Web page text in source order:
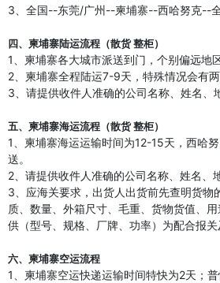
3、全国--东莞/广州--柬埔寨--西哈努克--
四、柬埔寨陆运流程（散货 整柜）
1、柬埔寨各大城市派送到门，个别偏远地
2、柬埔寨全程陆运7-9天，特殊情况会有两
3、请提供收件人准确的公司名称、姓名、
五、柬埔寨海运流程（散货 整柜）
1、柬埔寨海运运输时间为12-15天，西哈
送。
2、请提供收件人准确的公司名称、姓名、
3、应海关要求，出货人出货前先查明货物
质、数量、外箱尺寸、毛重、货物货值、用
供（型号、规格、厂牌、功率）为配合报关
六、柬埔寨空运流程
1、柬埔寨空运快递运输时间特快为2天；